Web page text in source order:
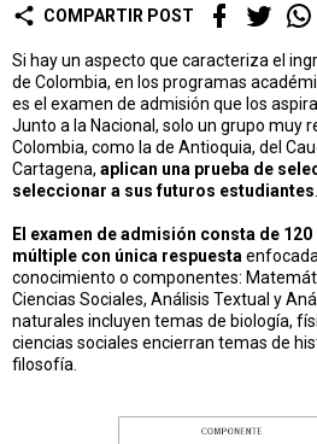
share COMPARTIR POST
Si hay un aspecto que caracteriza el
de Colombia, en los programas
es el examen de admisión que los
Junto a la Nacional, solo un grupo muy
Colombia, como la de Antioquia, del
Cartagena, aplican una prueba de
seleccionar a sus futuros estudiantes
El examen de admisión consta de
múltiple con única respuesta
conocimiento o componentes:
Ciencias Sociales, Análisis Textual y
naturales incluyen temas de biología,
ciencias sociales encierran temas de
filosofía.